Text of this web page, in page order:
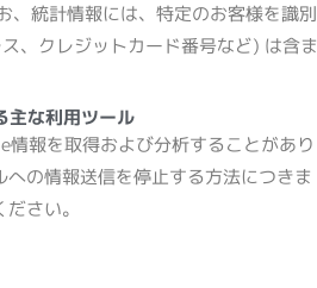
統計情報には、特定のお客様を識別
、クレジットカード番号など) は含ま
主な利用ツール
報を取得および分析することがあり
の情報送信を停止する方法につきま
さい。